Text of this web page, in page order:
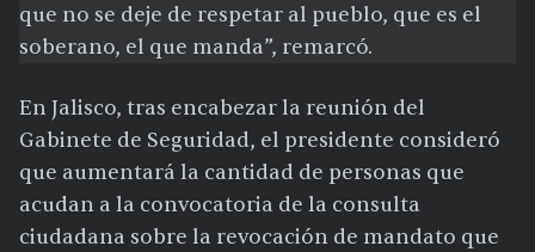
que no se deje de respetar al pueblo, que es el
soberano, el que manda”, remarcó.
En Jalisco, tras encabezar la reunión del
Gabinete de Seguridad, el presidente consideró
que aumentará la cantidad de personas que
acudan a la convocatoria de la consulta
ciudadana sobre la revocación de mandato que